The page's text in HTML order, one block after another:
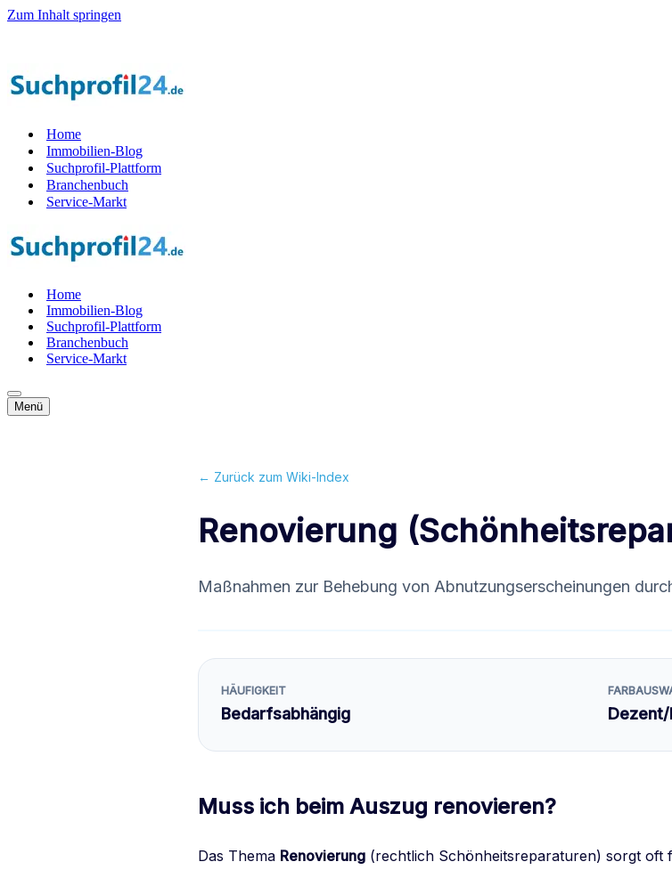
Zum Inhalt springen
Home
Immobilien-Blog
Suchprofil-Plattform
Branchenbuch
Service-Markt
Home
Immobilien-Blog
Suchprofil-Plattform
Branchenbuch
Service-Markt
Navigationsmenü
Menü
Navigationsmenü
← Zurück zum Wiki-Index
Renovierung
Maßnahmen zur Behebung von Abnutzungserscheinungen
HÄUFIGKEIT
Bedarfsabhängig
Muss ich beim Auszug renovieren?
Das Thema Renovierung (rechtlich Schönheitsreparaturen) sorgt oft